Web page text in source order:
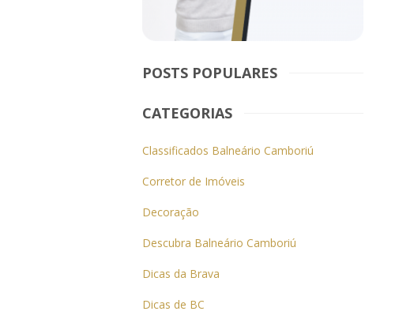
POSTS POPULARES
CATEGORIAS
Classificados Balneário Camboriú
Corretor de Imóveis
Decoração
Descubra Balneário Camboriú
Dicas da Brava
Dicas de BC